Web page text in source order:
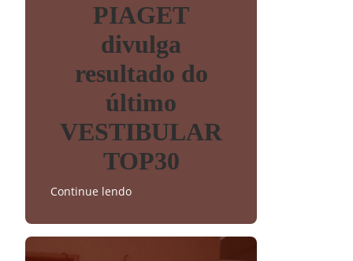
PIAGET
divulga
resultado do
último
VESTIBULAR
TOP30
Continue lendo